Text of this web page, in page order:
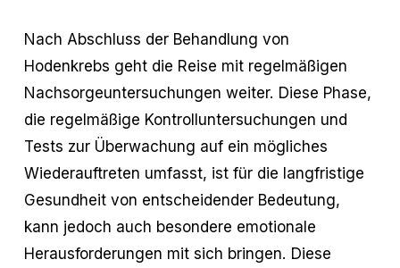
Nach Abschluss der Behandlung von
Hodenkrebs geht die Reise mit regelmäßigen
Nachsorgeuntersuchungen weiter. Diese Phase,
die regelmäßige Kontrolluntersuchungen und
Tests zur Überwachung auf ein mögliches
Wiederauftreten umfasst, ist für die langfristige
Gesundheit von entscheidender Bedeutung,
kann jedoch auch besondere emotionale
Herausforderungen mit sich bringen. Diese